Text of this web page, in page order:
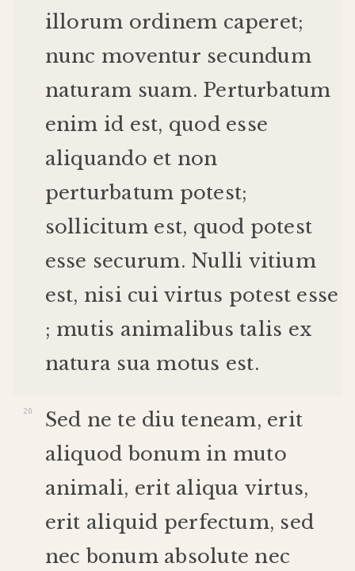
illorum ordinem caperet;
nunc moventur secundum
naturam suam. Perturbatum
enim id est, quod esse
aliquando et non
perturbatum potest;
sollicitum est, quod potest
esse securum. Nulli vitium
est, nisi cui virtus potest esse
; mutis animalibus talis ex
natura sua motus est.
Sed ne te diu teneam, erit
aliquod bonum in muto
animali, erit aliqua virtus,
erit aliquid perfectum, sed
nec bonum absolute nec